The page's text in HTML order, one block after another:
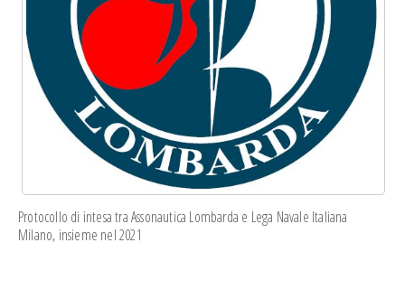
Protocollo di intesatra Assonautica Lombarda e Lega Navale Italiana
Milano, insieme nel 2021